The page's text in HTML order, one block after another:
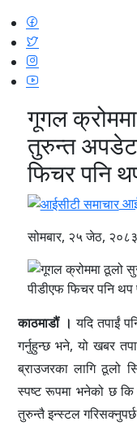
गूगल
तुरुन्त अपडेट
फिचर पनि
सोमबार, २५ जेठ, २०८३
काठमाडौं । यदि तपाईं
गर्नुहुन्छ भने, यो खबर
ब्राउजरका लागि ठूलो
स्पष्ट रूपमा भनेको छ कि
तुरुन्तै इन्स्टल